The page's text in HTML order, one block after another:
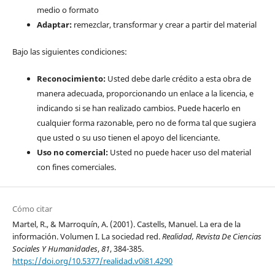
medio o formato
Adaptar:remezclar, transformar y crear a partir del material
Bajo las siguientes condiciones:
Reconocimiento:Usted debe darle crédito a esta obra de
manera adecuada, proporcionando un enlace a la licencia, e
indicando si se han realizado cambios. Puede hacerlo en
cualquier forma razonable, pero no de forma tal que sugiera
que usted o su uso tienen el apoyo del licenciante.
Uso no comercial:Usted no puede hacer uso del material
con fines comerciales.
Cómo citar
Martel, R., & Marroquín, A. (2001). Castells, Manuel. La era de la
información. Volumen I. La sociedad red.Realidad, Revista De Ciencias
Sociales Y Humanidades,81, 384-385.
https://doi.org/10.5377/realidad.v0i81.4290